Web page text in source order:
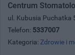
Centrum
ul. Kubusia Puchatka
Telefon: 5337007
Kategoria: Zdrowie i